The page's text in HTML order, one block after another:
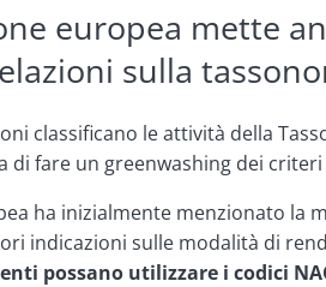
europea mette
sulla
classificano le attività della
di fare un greenwashing dei
ha inizialmente menzionato la
indicazioni sulle modalità di
possano utilizzare i codici